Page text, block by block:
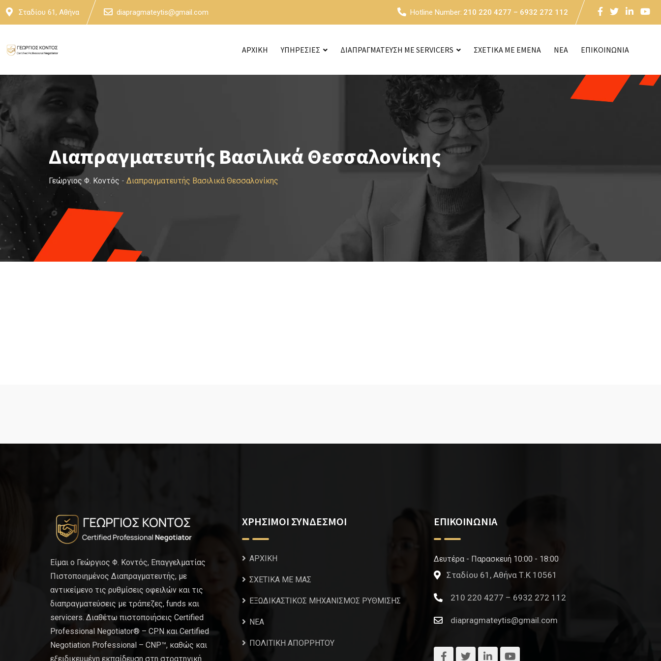
Skip
Σταδίου 61, Αθήνα diapragmateytis@gmail.com Hotline Number: 210 220 4277 – 6932 272 112
ΑΡΧΙΚΗ ΥΠΗΡΕΣΙΕΣ ΔΙΑΠΡΑΓΜΑΤΕΥΣΗ ΜΕ SERVICERS ΣΧΕΤΙΚΑ ΜΕ ΕΜΕΝΑ NEA ΕΠΙΚΟΙΝΩΝΙΑ
Διαπραγματευτής Βασιλικά Θεσσαλονίκης
Γεώργιος Φ. Κοντός - Διαπραγματευτής Βασιλικά Θεσσαλονίκης
Είμαι ο Γεώργιος Φ. Κοντός, Επαγγελματίας
Πιστοποιημένος Διαπραγματευτής, με
αντικείμενο τις ρυθμίσεις οφειλών και τις
διαπραγματεύσεις με τράπεζες, funds και
servicers. Διαθέτω πιστοποιήσεις Certified
Professional Negotiator® – CPN και Certified
Negotiation Professional – CNP™, καθώς και
εξειδικευμένη εκπαίδευση στη στρατηγική
ΧΡΗΣΙΜΟΙ ΣΥΝΔΕΣΜΟΙ
ΑΡΧΙΚΗ
ΣΧΕΤΙΚΑ ΜΕ ΜΑΣ
ΕΞΩΔΙΚΑΣΤΙΚΟΣ ΜΗΧΑΝΙΣΜΟΣ ΡΥΘΜΙΣΗΣ
NEA
ΠΟΛΙΤΙΚΗ ΑΠΟΡΡΗΤΟΥ
ΕΠΙΚΟΙΝΩΝΙΑ
Δευτέρα - Παρασκευή 10:00 - 18:00
Σταδίου 61, Αθήνα Τ.Κ 10561
210 220 4277 – 6932 272 112
diapragmateytis@gmail.com